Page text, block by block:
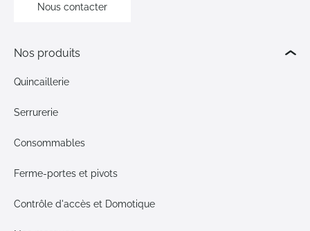
Nous contacter
Nos produits
Quincaillerie
Serrurerie
Consommables
Ferme-portes et pivots
Contrôle d'accès et Domotique